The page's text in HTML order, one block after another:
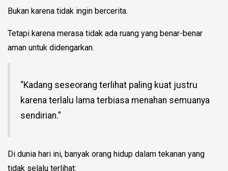
Bukan karena tidak ingin bercerita.
Tetapi karena merasa tidak ada ruang yang benar-benar
aman untuk didengarkan.
“Kadang seseorang terlihat paling kuat justru
karena terlalu lama terbiasa menahan semuanya
sendirian.”
Di dunia hari ini, banyak orang hidup dalam tekanan yang
tidak selalu terlihat: